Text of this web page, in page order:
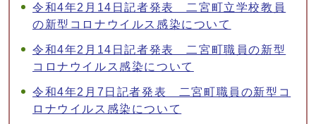
令和4年2月14日記者発表 二宮町立学校教員
の新型コロナウイルス感染について
令和4年2月14日記者発表 二宮町職員の新型
コロナウイルス感染について
令和4年2月7日記者発表 二宮町職員の新型コ
ロナウイルス感染について